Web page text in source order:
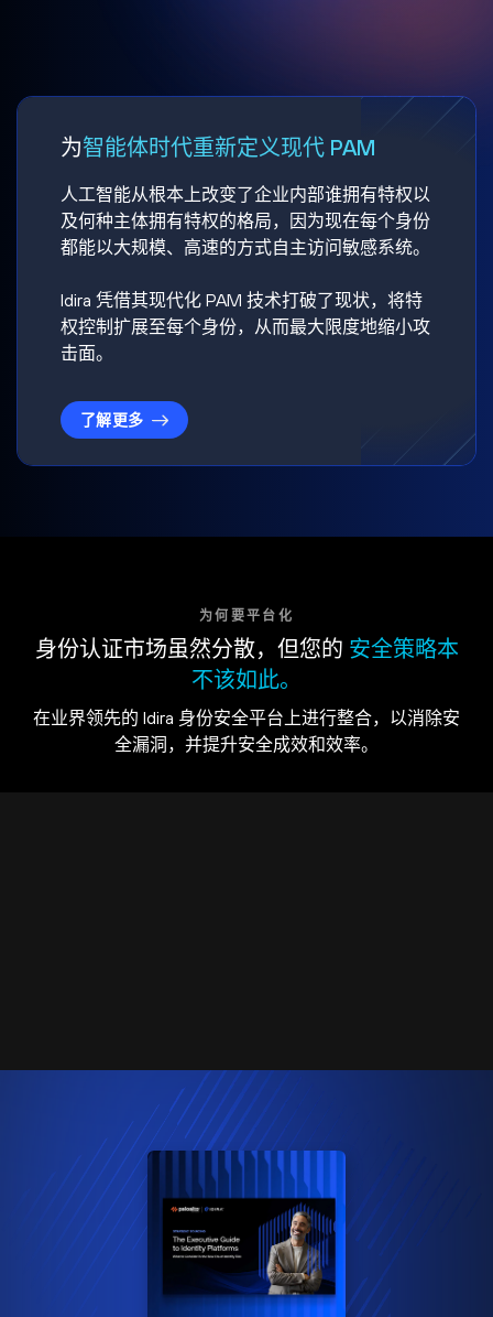
为智能体时代重新定义现代 PAM
人工智能从根本上改变了企业内部谁拥有特权以
及何种主体拥有特权的格局，因为现在每个身份
都能以大规模、高速的方式自主访问敏感系统。
Idira 凭借其现代化 PAM 技术打破了现状，将特
权控制扩展至每个身份，从而最大限度地缩小攻
击面。
了解更多
为何要平台化
身份认证市场虽然分散，但您的 安全策略本
不该如此。
在业界领先的 Idira 身份安全平台上进行整合，以消除安
全漏洞，并提升安全成效和效率。